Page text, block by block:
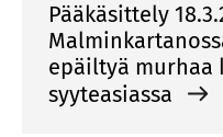
Pääkäsittely
epäiltyä murhaa
syyteasiassa